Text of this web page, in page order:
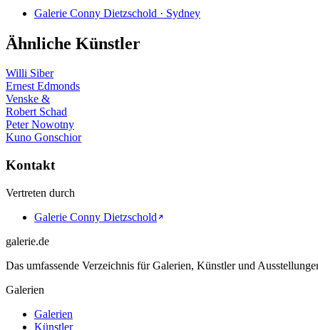
Galerie Conny Dietzschold · Sydney
Ähnliche Künstler
Willi Siber
Ernest Edmonds
Venske &
Robert Schad
Peter Nowotny
Kuno Gonschior
Kontakt
Vertreten durch
Galerie Conny Dietzschold
galerie.de
Das umfassende Verzeichnis für Galerien, Künstler und
Galerien
Galerien
Künstler